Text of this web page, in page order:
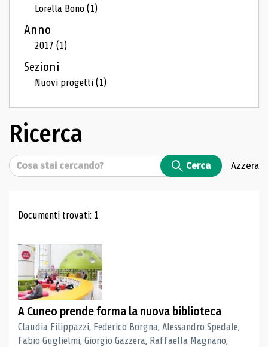
Lorella Bono(1)
Anno
2017(1)
Sezioni
Nuovi progetti(1)
Ricerca
Cerca Cerca Azzera
Risultati di ricerca
Documenti trovati: 1
A Cuneo prende forma la nuova biblioteca
Claudia Filippazzi, Federico Borgna, Alessandro Spedale,
Fabio Guglielmi, Giorgio Gazzera, Raffaella Magnano,